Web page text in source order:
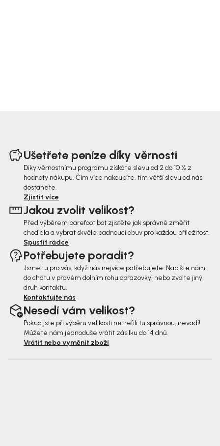
Ušetřete peníze díky věrnosti
Díky věrnostnímu programu získáte slevu od 2 do 10 % z
hodnoty nákupu. Čím více nakoupíte, tím větší slevu od nás
dostanete.
Zjistit více
Jakou zvolit velikost?
Před výběrem barefoot bot zjisťěte jak správně změřit
chodidla a vybrat skvěle padnoucí obuv pro každou příležitost.
Spustit rádce
Potřebujete poradit?
Jsme tu pro vás, když nás nejvíce potřebujete. Napište nám
do chatu v pravém dolním rohu obrazovky, nebo zvolte jiný
druh kontaktu.
Kontaktujte nás
Nesedí vám velikost?
Pokud jste při výběru velikosti netrefili tu správnou, nevadí!
Můžete nám jednoduše vrátit zásilku do 14 dnů.
Vrátit nebo vyměnit zboží